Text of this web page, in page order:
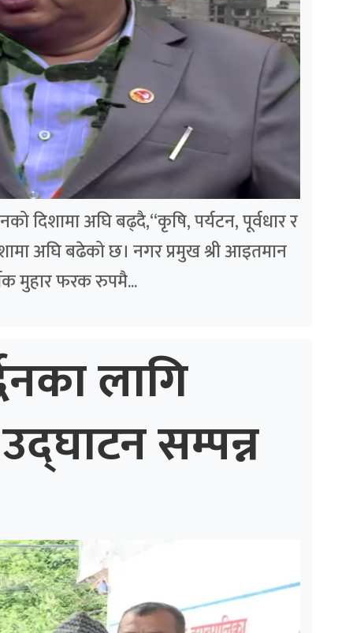
दिशामा अघि बढ्दै,“कृषि, पर्यटन, पूर्वधार र
अघि बढेको छ। नगर प्रमुख श्री आइतमान
मुहार फरक रुपमै...
लागि
सम्पन्न